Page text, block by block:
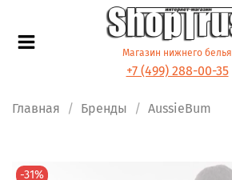
Магазин нижнего белья
+7 (499) 288-00-35
Главная Бренды AussieBum
-31%